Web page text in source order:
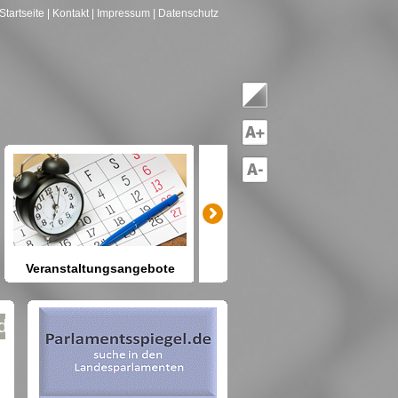
Startseite | Kontakt | Impressum | Datenschutz
Veranstaltungsangebote
Sie Berlin und seine Angebote?
nach Gruppen--->hier drücken